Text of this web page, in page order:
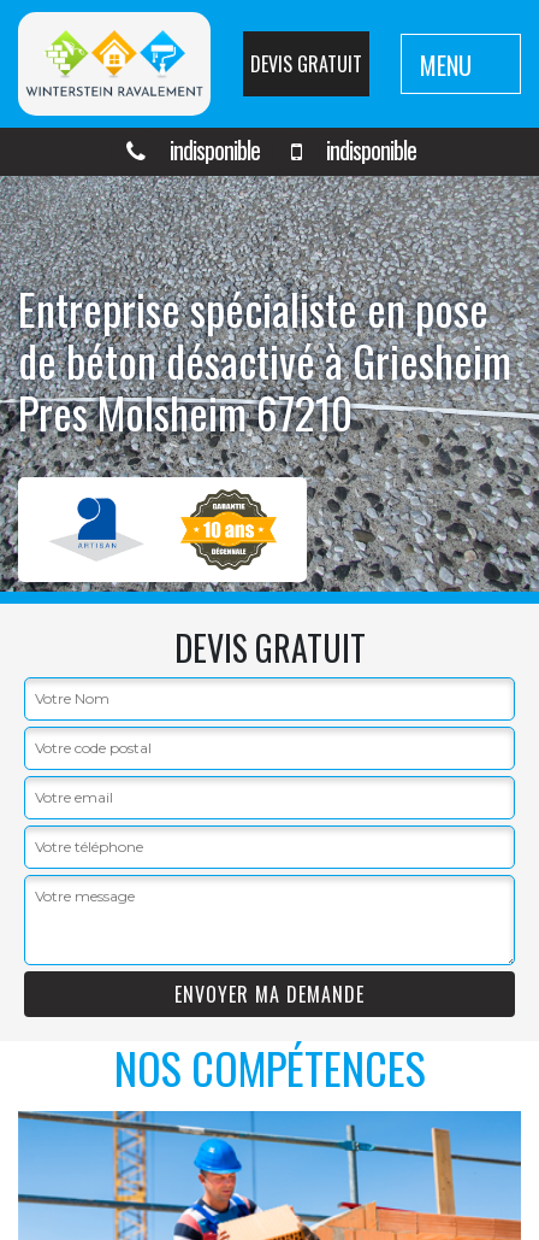
DEVIS GRATUIT MENU
indisponible indisponible
Entreprise spécialiste en pose
de béton désactivé à Griesheim
Pres Molsheim 67210
DEVIS GRATUIT
NOS COMPÉTENCES